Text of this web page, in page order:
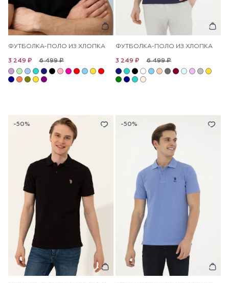
ФУТБОЛКА-ПОЛО ИЗ ХЛОПКА
6 499 ₽
3 249 ₽
ФУТБОЛКА-ПОЛО ИЗ ХЛОПКА
6 499 ₽
3 249 ₽
-50% -50%